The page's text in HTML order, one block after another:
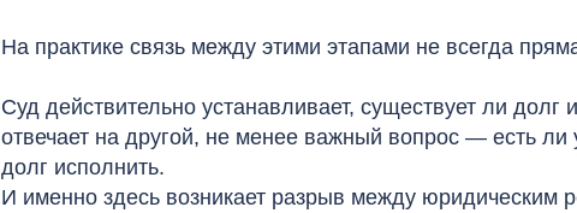
На практике связь между этими этапами не всегда
Суд действительно устанавливает, существует ли
отвечает на другой, не менее важный вопрос — есть ли
долг исполнить.
И именно здесь возникает разрыв между юридическим